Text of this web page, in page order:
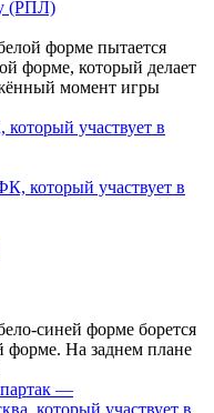
(РПЛ)
—